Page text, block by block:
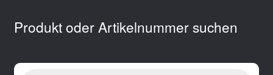
Produkt oder Artikelnummer suchen